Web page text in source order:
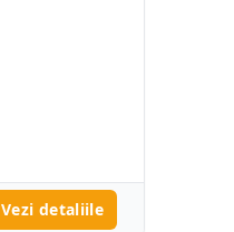
Vezi detaliile